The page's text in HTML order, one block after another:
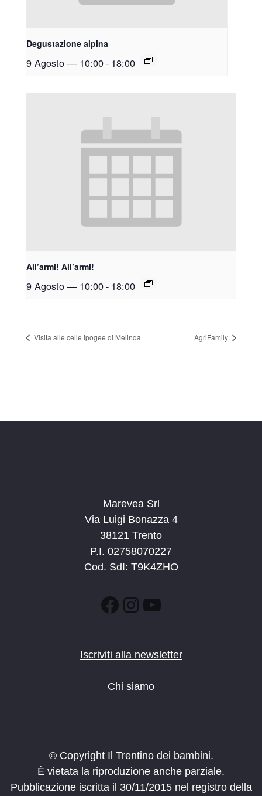
Degustazione alpina
9 Agosto — 10:00- 18:00
All’armi! All’armi!
9 Agosto — 10:00- 18:00
Visita alle celle ipogee di Melinda AgriFamily
Marevea Srl
Via Luigi Bonazza 4
38121 Trento
P.I. 02758070227
Cod. SdI: T9K4ZHO
Facebook
Instagram
YouTube
Iscriviti alla newsletter
Chi siamo
© Copyright Il Trentino dei bambini.
È vietata la riproduzione anche parziale.
Pubblicazione iscritta il 30/11/2015 nel registro della